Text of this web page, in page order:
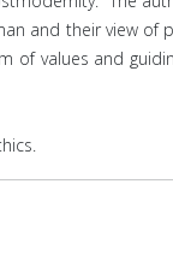
and their view
of values and